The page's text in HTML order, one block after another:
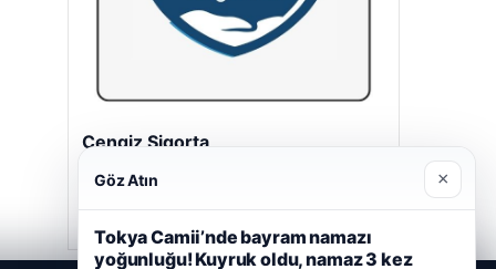
Cengiz Sigorta
Göz Atın ×
Tokya Camii’nde bayram namazı
yoğunluğu! Kuyruk oldu, namaz 3 kez